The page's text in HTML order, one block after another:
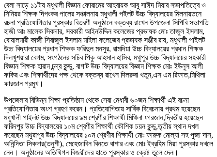
বেলা সাড়ে ১১টায় মধুখালী বিজ্ঞান ফোরামের আহবায়ক আবু সাঈদ মিয়ার সভাপতিত্বে ও
সিনিয়র শিক্ষক দিপংকর পালের সঞ্চালনায় মধুখালী পইলট উচ্চ বিদ্যালয়ের মিলনায়তনে
রচনা প্রতিযোগিতার পুরস্কার বিতরণী অনুষ্ঠানে বক্তব্য রাখেন উপজেলা সিপিবি সভাপতি
হাজী আঃ মালেক সিকদার, সরকারী আইনউদ্দিন কলেজের প্রভাষক মোঃ তাজুল ইসলাম,
বোয়ালমারী কাজী সিরাজুল ইসলাম মহিলা কলেজের প্রভাষক সঞ্জীব রায়, মধুখালী পাইলট
উচ্চ বিদ্যালয়ের প্রধান শিক্ষক ফরিদুল মনসুর, রামদিয়া উচ্চ বিদ্যালয়ের প্রধান শিক্ষক
দিলখুশয়ারা বেগম, সংগঠনের সচিব পিকু আহসান হাসিব, মথুপুর উচ্চ বিদ্যালয়ের সহকারী
বিজ্ঞান শিক্ষক হারান চন্দ্র কুন্ডু, বাগাট উচ্চ বিদ্যালয়ের বিজ্ঞান শিক্ষক মোঃ ইউনুস আলী
ফকির এবং শিক্ষার্থীদের পক্ষ থেকে বক্তব্য রাখেন দিলরুবা খতুন,এস এম রিফাত,মিথিলা
ফারজান প্রমুখ।
উপজেলার বিভিন্ন শিক্ষা প্রতিষ্ঠান থেকে সেরা মেধাবী ৬০জন শিক্ষার্থী এই রচনা
প্রতিযোগিতায় অংশ গ্রহণ করেন। প্রতিযোগিতায় সার্বিক বিবেচনায় প্রথম হয়েছেন
মধুখালী পাইলট উচ্চ বিদ্যালয়ের ৯ম শ্রেণীর শিক্ষার্থী মিথিলা ফারজান,দ্বিতীয় হয়েছেন
ফরিদপুর উচ্চ বিদ্যালয়ের ১০ম শ্রেণীর শিক্ষার্থী কৌশিক চয়ন কুন্ডু,তৃতীয় স্থান দখল
করেছেন মথুরাপুর উচ্চ বিদ্যালয়ের ১০ম শ্রেণীর শিক্ষার্থী মোঃ ফারুক মোল্যা সহ পুজা দাস,
অনিন্দিতা সিকদার(তনুশী), মেহেজাবিন বিনতে বাশার এবং মোঃ ইব্রহিম মিয়া পুরস্কার দখলে
নেন। অনুষ্ঠানের অতিথিগন বিজয়ীদের হাতে পুরস্কার ও ক্রেষ্ট তুলে দেন।